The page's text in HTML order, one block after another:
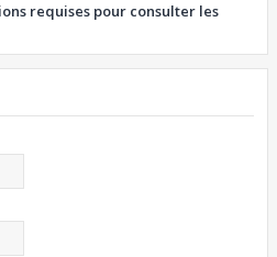
c
requises pour consulter les